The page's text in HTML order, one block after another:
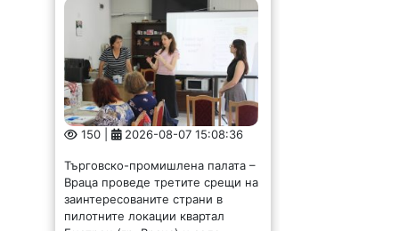
150 | 2026-08-07 15:08:36
Враца проведе третите срещи на
заинтересованите страни в
пилотните локации квартал
Бистрец (гр. Враца) и село